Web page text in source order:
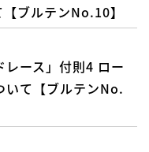
ブルテンNo.10】
ース」付則4 ロー
いて【ブルテンNo.